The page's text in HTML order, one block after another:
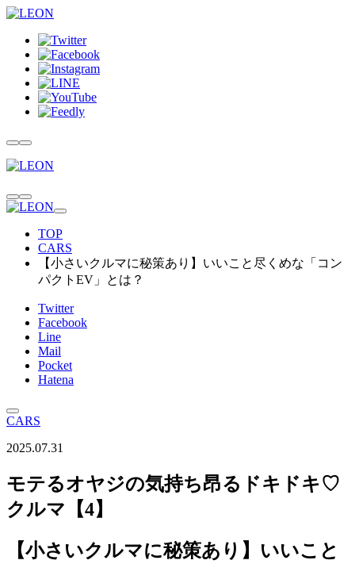
TOP
CARS
【小さいクルマに秘策あり】いいこと尽くめな「コン
パクトEV」とは？
Twitter
Facebook
Line
Mail
Pocket
Hatena
CARS
2025.07.31
モテるオヤジの気持ち昂るドキドキ♡
クルマ【4】
【小さいクルマに秘策あり】いいこと